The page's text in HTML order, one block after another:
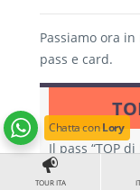
Passiamo ora
pass e card.
Il pass “TOP
Bundle” è un
TOUR ITA
Chatta conLory